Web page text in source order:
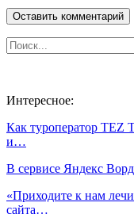
Интересное:
Как туроператор TEZ
и…
В сервисе Яндекс
«Приходите к нам
сайта…